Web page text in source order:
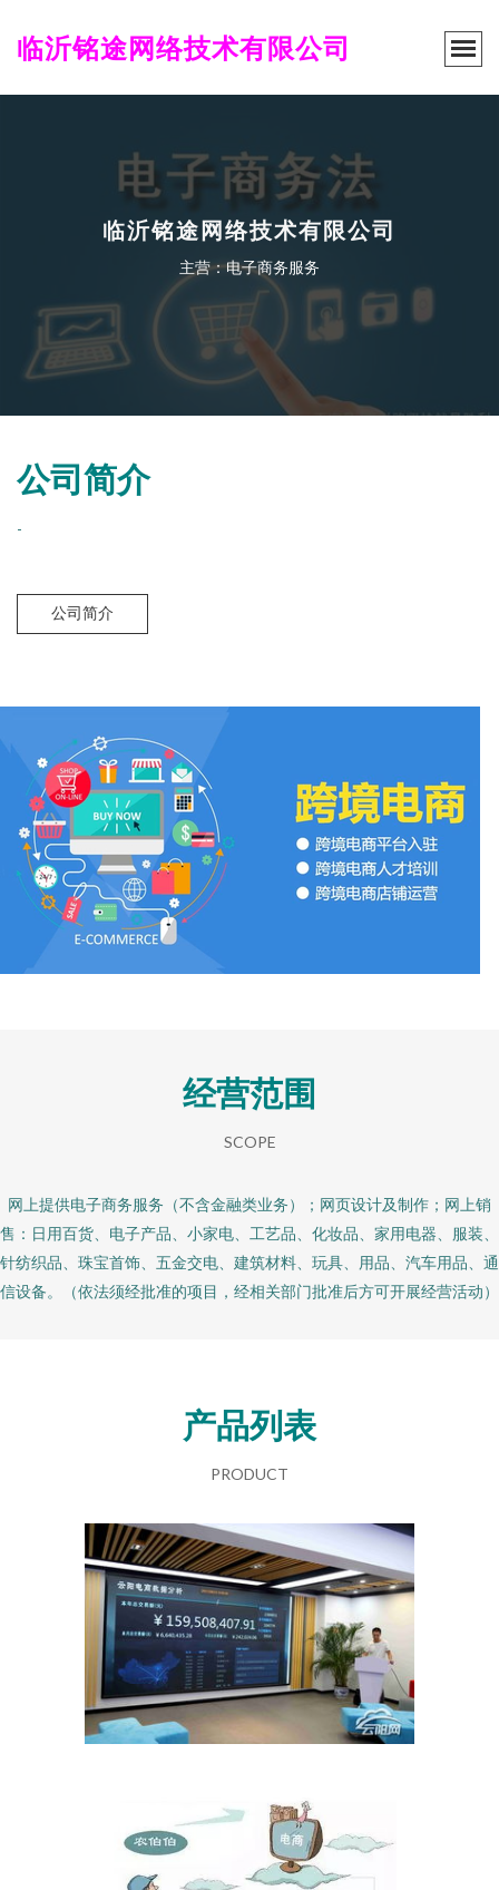
临沂铭途网络技术有限公司
临沂铭途网络技术有限公司
主营：电子商务服务
公司简介
-
公司简介
经营范围
SCOPE
网上提供电子商务服务（不含金融类业务）；网页设计及制作；网上销
售：日用百货、电子产品、小家电、工艺品、化妆品、家用电器、服装、
针纺织品、珠宝首饰、五金交电、建筑材料、玩具、用品、汽车用品、通
信设备。（依法须经批准的项目，经相关部门批准后方可开展经营活动）
产品列表
PRODUCT